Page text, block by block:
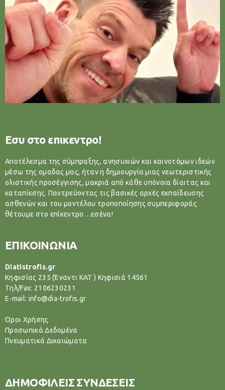
Εσυ στο επικεντρο!
Αποτέλεσμα της σύμπραξης, ανησυχιών και καινοτόμων ιδεών
μέσω της ομαδας μας, ήταν η δημιουργία μιας νεωτεριστικής
ολιστικής προσέγγισης, μακριά από κάθε υπόνοια δίαιτας και
καταπίεσης. Παντρεύοντας τις βασικές αρχές εκπαίδευσης
ασθενών και του μοντέλου τροποποίησης συμπεριφοράς
θέτουμε στο επίκεντρο…εσένα!
ΕΠΙΚΟΙΝΩΝΙΑ
Diatistrofis.gr
Κηφισίας 235 (Έναντι ΚΑΤ ) Κηφισιά 14561
Tηλ/Fax: 2106230231
E-mail: info@dia-trofis.gr
Όροι Χρήσης
Προσωπικά Δεδομένα
Πνευματικά Δικαιώματα
ΔΗΜΟΦΙΛΕΙΣ ΣΥΝΔΕΣΕΙΣ